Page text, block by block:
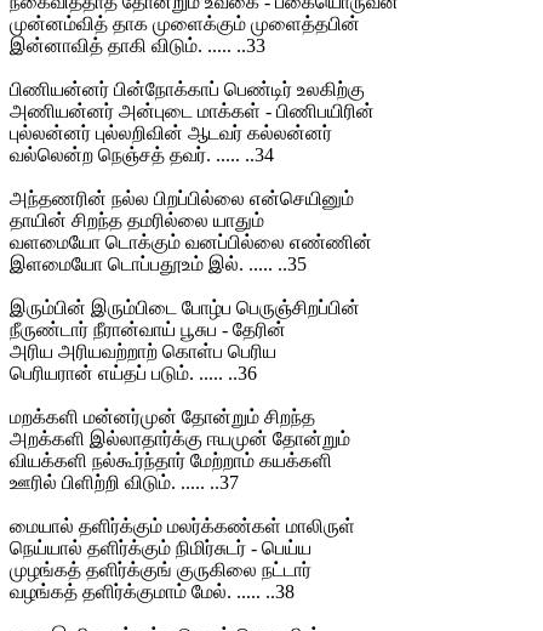
முன்னம்வித் தாக முளைக்கும் முளைத்தபின்
இன்னாவித் தாகி விடும். ..... ..33
பிணியன்னர் பின்நோக்காப் பெண்டிர் உலகிற்கு
அணியன்னர் அன்புடை மாக்கள் - பிணிபயிரின்
புல்லன்னர் புல்லறிவின் ஆடவர் கல்லன்னர்
வல்லென்ற நெஞ்சத் தவர். ..... ..34
அந்தணரின் நல்ல பிறப்பில்லை என்செயினும்
தாயின் சிறந்த தமரில்லை யாதும்
வளமையோ டொக்கும் வனப்பில்லை எண்ணின்
இளமையோ டொப்பதூஉம் இல். ..... ..35
இரும்பின் இரும்பிடை போழ்ப பெருஞ்சிறப்பின்
நீருண்டார் நீரான்வாய் பூசுப - தேரின்
அரிய அரியவற்றாற் கொள்ப பெரிய
பெரியரான் எய்தப் படும். ..... ..36
மறக்களி மன்னர்முன் தோன்றும் சிறந்த
அறக்களி இல்லாதார்க்கு ஈயமுன் தோன்றும்
வியக்களி நல்கூர்ந்தார் மேற்றாம் கயக்களி
ஊரில் பிளிற்றி விடும். ..... ..37
மையால் தளிர்க்கும் மலர்க்கண்கள் மாலிருள்
நெய்யால் தளிர்க்கும் நிமிர்சுடர் - பெய்ய
முழங்கத் தளிர்க்குங் குருகிலை நட்டார்
வழங்கத் தளிர்க்குமாம் மேல். ..... ..38